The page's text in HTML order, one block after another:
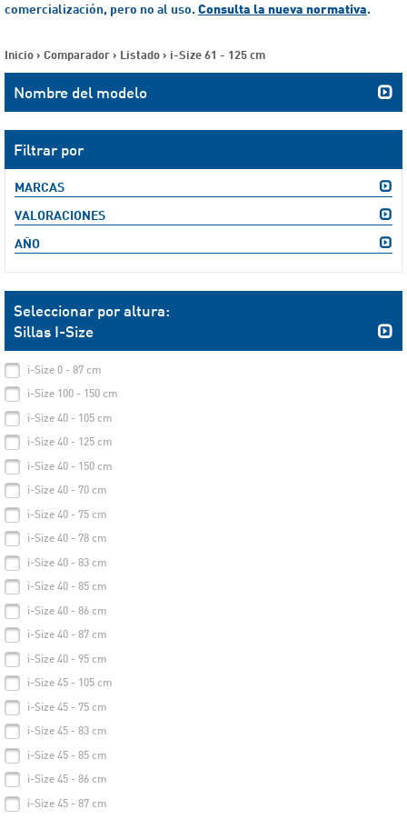
comercialización, pero no al uso. Consulta la nueva normativa.
Inicio > Comparador > Listado > i-Size 61 - 125 cm
Nombre del modelo
Filtrar por
MARCAS
VALORACIONES
AÑO
Seleccionar por altura:
Sillas I-Size
i-Size 0 - 87 cm
i-Size 100 - 150 cm
i-Size 40 - 105 cm
i-Size 40 - 125 cm
i-Size 40 - 150 cm
i-Size 40 - 70 cm
i-Size 40 - 75 cm
i-Size 40 - 78 cm
i-Size 40 - 83 cm
i-Size 40 - 85 cm
i-Size 40 - 86 cm
i-Size 40 - 87 cm
i-Size 40 - 95 cm
i-Size 45 - 105 cm
i-Size 45 - 75 cm
i-Size 45 - 83 cm
i-Size 45 - 85 cm
i-Size 45 - 86 cm
i-Size 45 - 87 cm